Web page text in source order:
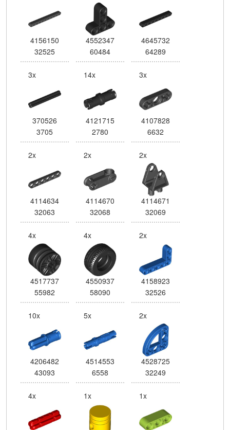
4156150
32525
4552347
60484
4645732
64289
3x
370526
3705
14x
4121715
2780
3x
4107828
6632
2x
4114634
32063
2x
4114670
32068
2x
4114671
32069
4x
4517737
55982
4x
4550937
58090
2x
4158923
32526
10x
4206482
43093
5x
4514553
6558
2x
4528725
32249
4x 1x 1x